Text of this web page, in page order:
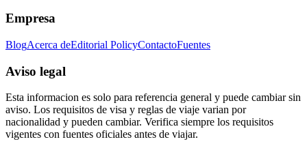
Empresa
BlogAcerca deEditorial PolicyContactoFuentes
Aviso legal
Esta informacion es solo para referencia general y puede cambiar sin
aviso. Los requisitos de visa y reglas de viaje varian por
nacionalidad y pueden cambiar. Verifica siempre los requisitos
vigentes con fuentes oficiales antes de viajar.